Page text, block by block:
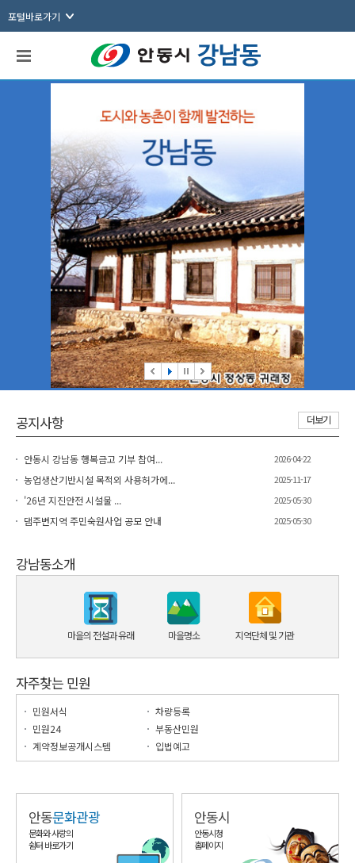
포털바로가기
공지사항
안동시 강남동 행복금고 기부 참여... 2026-04-22
농업생산기반시설 목적외 사용허가에... 2025-11-17
'26년 지진안전 시설물 ... 2025-05-30
댐주변지역 주민숙원사업 공모 안내 2025-05-30
더보기
강남동소개
마을의 전설과 유래 마을명소 지역단체 및 기관
자주찾는 민원
민원서식
차량등록
민원24
부동산민원
계약정보공개시스템
입법예고
안동문화관광
문화와 사랑의
쉼터 바로가기
안동시
안동시청
홈페이지